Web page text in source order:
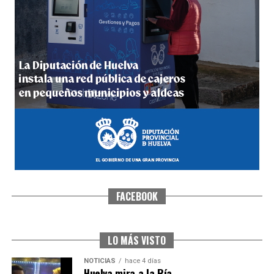
4º DÍA DE LAS FIESTAS COLOMBINAS 2026
hace 5 días·Huelvatv
SEXTA CORRIDA DE LAS FIESTAS COLOMBINAS
FACEBOOK
LO MÁS VISTO
NOTICIAS hace 4 días